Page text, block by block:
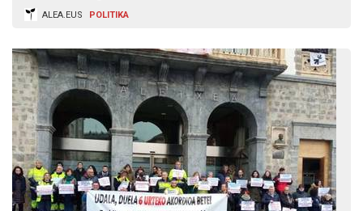
ALEA.EUS POLITIKA